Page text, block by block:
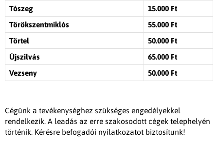
Tószeg
15.000 Ft
Törökszentmiklós
55.000 Ft
Törtel
50.000 Ft
Újszilvás
65.000 Ft
Vezseny
50.000 Ft
Cégünk a tevékenységhez szükséges engedélyekkel
rendelkezik. A leadás az erre szakosodott cégek telephelyén
történik. Kérésre befogadói nyilatkozatot biztosítunk!